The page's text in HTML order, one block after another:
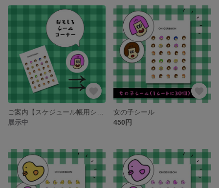
展示中
女の子シール
450円